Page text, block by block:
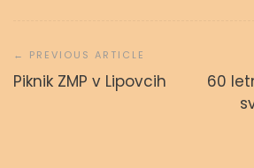
prispevka
Piknik ZMP v Lipovcih
60